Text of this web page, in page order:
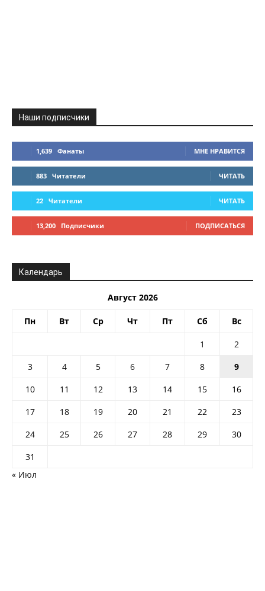
Наши подписчики
1,639 Фанаты МНЕ НРАВИТСЯ
883 Читатели ЧИТАТЬ
22 Читатели ЧИТАТЬ
13,200 Подписчики ПОДПИСАТЬСЯ
Календарь
Август 2026
Пн Вт Ср Чт Пт Сб Вс
1
2
3
4 5 6 7 8
9
10
11 12 13 14 15
16
17
18 19 20 21 22
23
24
25 26 27 28 29
30
31
« Июл